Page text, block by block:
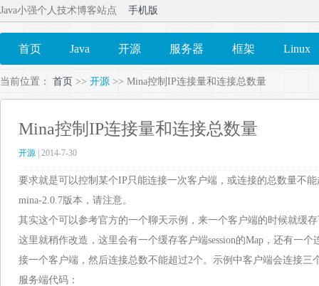
Java小强个人技术博客站点 手机版
首页 Java 开源 服务器 框架 Linux
当前位置： 首页 >> 开源 >> Mina控制IP连接量和连接总数量
Mina控制IP连接量和连接总数量
开源 | 2014-7-30
要求就是可以控制某个IP只能连接一次客户端，或连接的总数量不能
mina-2.0.7版本，请注意。
其实这个可以参考官方的一个聊天示例，来一个客户端的时候就缓
这里就稍作改造，这里会有一个缓存客户端session的Map，还有一
接一个客户端，然后连接总数不能超过2个。示例中客户端会连接三
服务端代码：